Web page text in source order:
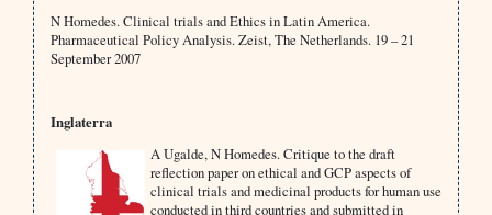
N Homedes. Clinical trials and Ethics in Latin America.
Pharmaceutical Policy Analysis. Zeist, The Netherlands. 19 – 21
September 2007
Inglaterra
A Ugalde, N Homedes. Critique to the draft
reflection paper on ethical and GCP aspects of
clinical trials and medicinal products for human use
conducted in third countries and submitted in